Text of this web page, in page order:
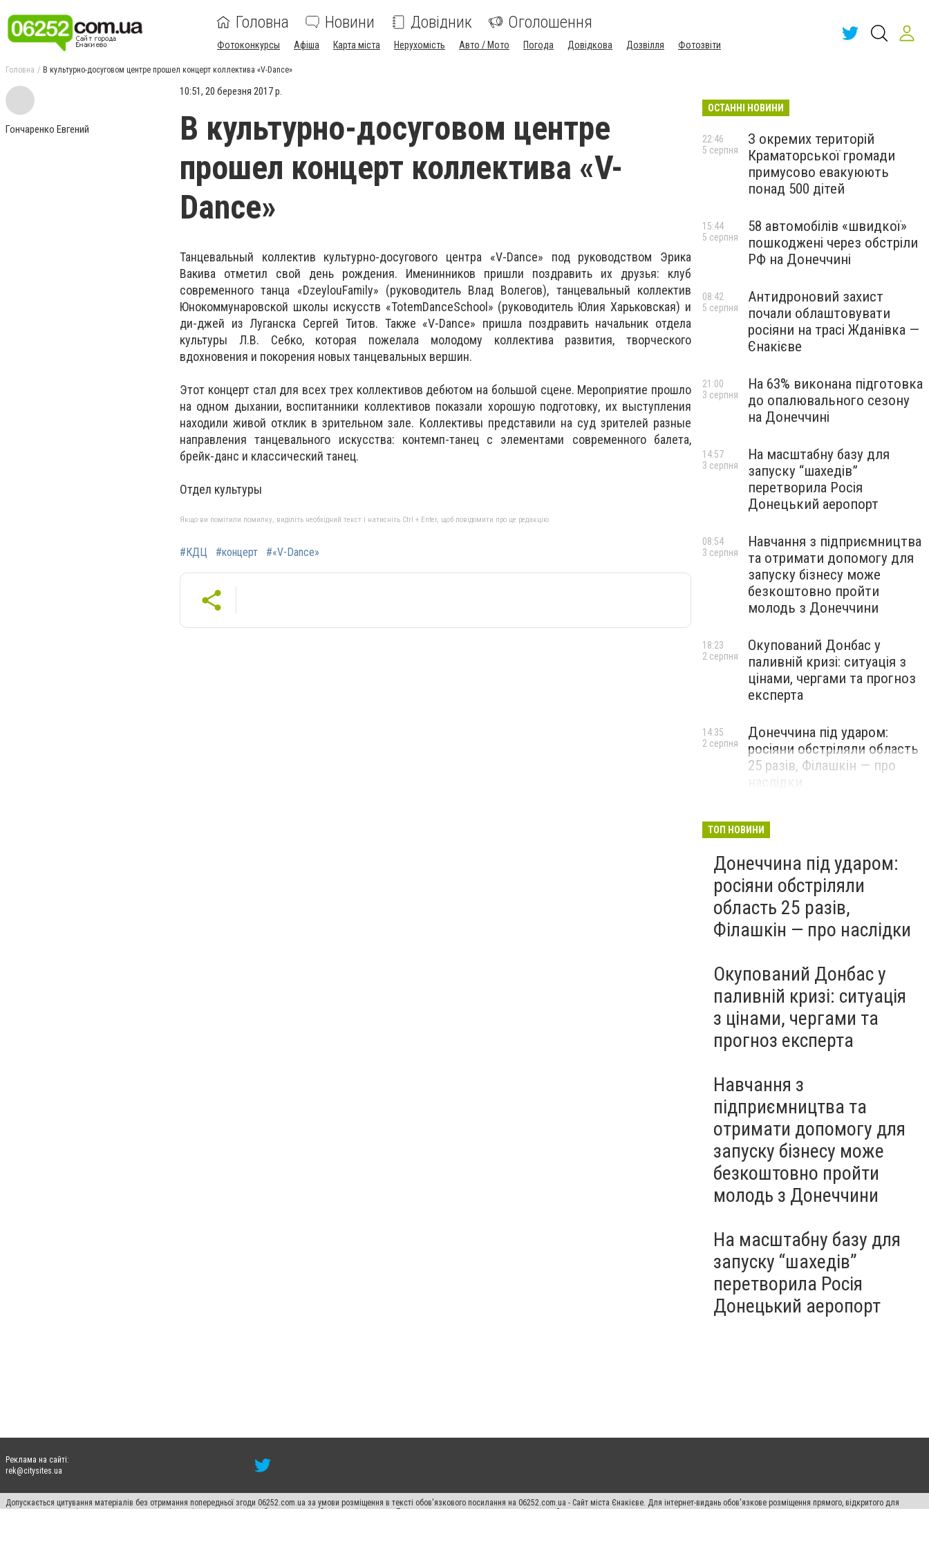
Головна Новини Довідник Оголошення
Фотоконкурсы Афіша Карта міста Нерухомість Авто / Мото Погода Довідкова Дозвілля Фотозвіти
Головна В культурно-досуговом центре прошел концерт коллектива «V-Dance»
Гончаренко Евгений
10:51, 20 березня 2017 р.
В культурно-досуговом центре
прошел концерт коллектива «V-
Dance»
Танцевальный коллектив культурно-досугового центра «V-Dance» под руководством Эрика
Вакива отметил свой день рождения. Именинников пришли поздравить их друзья: клуб
современного танца «DzeylouFamily» (руководитель Влад Волегов), танцевальный коллектив
Юнокоммунаровской школы искусств «TotemDanceSchool» (руководитель Юлия Харьковская) и
ди-джей из Луганска Сергей Титов. Также «V-Dance» пришла поздравить начальник отдела
культуры Л.В. Себко, которая пожелала молодому коллектива развития, творческого
вдохновения и покорения новых танцевальных вершин.
Этот концерт стал для всех трех коллективов дебютом на большой сцене. Мероприятие прошло
на одном дыхании, воспитанники коллективов показали хорошую подготовку, их выступления
находили живой отклик в зрительном зале. Коллективы представили на суд зрителей разные
направления танцевального искусства: контемп-танец с элементами современного балета,
брейк-данс и классический танец.
Отдел культуры
Якщо ви помітили помилку, виділіть необхідний текст і натисніть Ctrl + Enter, щоб повідомити про це редакцію
#КДЦ #концерт #«V-Dance»
ОСТАННІ НОВИНИ
З окремих територій
Краматорської громади
примусово евакуюють
понад 500 дітей
22:46
5 серпня
58 автомобілів «швидкої»
пошкоджені через обстріли
РФ на Донеччині
15:44
5 серпня
Антидроновий захист
почали облаштовувати
росіяни на трасі Жданівка —
Єнакієве
08:42
5 серпня
На 63% виконана підготовка
до опалювального сезону
на Донеччині
21:00
3 серпня
На масштабну базу для
запуску “шахедів”
перетворила Росія
Донецький аеропорт
14:57
3 серпня
Навчання з підприємництва
та отримати допомогу для
запуску бізнесу може
безкоштовно пройти
молодь з Донеччини
08:54
3 серпня
Окупований Донбас у
паливній кризі: ситуація з
цінами, чергами та прогноз
експерта
18:23
2 серпня
Донеччина під ударом:
росіяни обстріляли область
25 разів, Філашкін — про
14:35
2 серпня
ТОП НОВИНИ
Донеччина під ударом:
росіяни обстріляли
область 25 разів,
Філашкін — про наслідки
Окупований Донбас у
паливній кризі: ситуація
з цінами, чергами та
прогноз експерта
Навчання з
підприємництва та
отримати допомогу для
запуску бізнесу може
безкоштовно пройти
молодь з Донеччини
На масштабну базу для
запуску “шахедів”
перетворила Росія
Донецький аеропорт
Реклама на сайті:
rek@citysites.ua
Допускається цитування матеріалів без отримання попередньої згоди 06252.com.ua за умови розміщення в тексті обов'язкового посилання на 06252.com.ua - Сайт міста Єнакієве. Для інтернет-видань обов'язкове розміщення прямого, відкритого для
пошукових систем гіперпосилання на цитовані статті не нижче другого абзацу в тексті або в якості джерела. Порушення виняткових прав переслідується Законом.